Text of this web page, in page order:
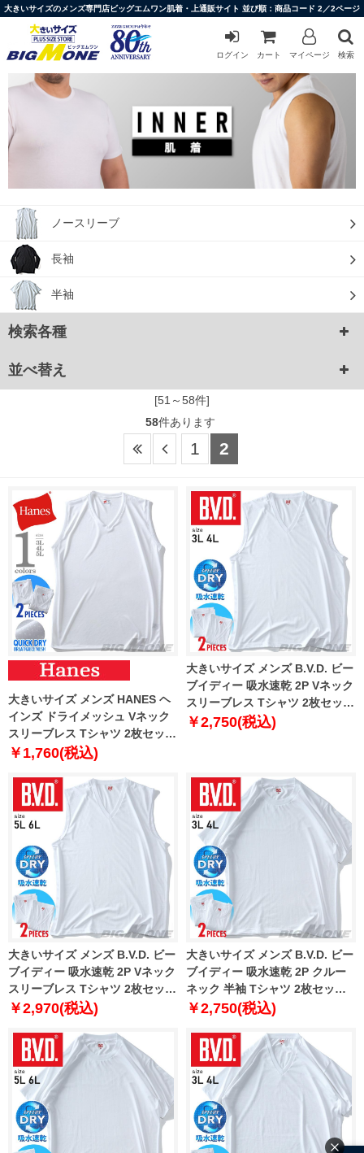
大きいサイズのメンズ専門店ビッグエムワン肌着・上通販サイト 並び順：商品コード 2／2ページ
ログイン カート マイページ 検索
ノースリーブ
長袖
半袖
検索各種
並べ替え
[51～58件]
58件あります
1 2
大きいサイズ メンズ HANES ヘ
インズ ドライメッシュ Vネック
スリーブレス Tシャツ 2枚セット
軽量 抗菌防臭 肌着 下着
￥1,760(税込)
大きいサイズ メンズ B.V.D. ビー
ブイディー 吸水速乾 2P Vネック
スリーブレス Tシャツ 2枚セット
肌着 下着 nb200b2p
￥2,750(税込)
大きいサイズ メンズ B.V.D. ビー
ブイディー 吸水速乾 2P Vネック
スリーブレス Tシャツ 2枚セット
肌着 下着 nb200b2p-b
￥2,970(税込)
大きいサイズ メンズ B.V.D. ビー
ブイディー 吸水速乾 2P クルー
ネック 半袖 Tシャツ 2枚セット
肌着 下着 nb203b2p
￥2,750(税込)